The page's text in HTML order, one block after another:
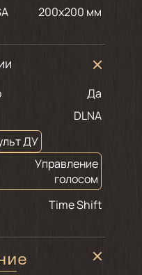
200x200 мм
Да
DLNA
ДУ
Управление
голосом
Time Shift